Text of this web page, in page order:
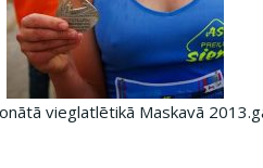
vieglatlētikā Maskavā